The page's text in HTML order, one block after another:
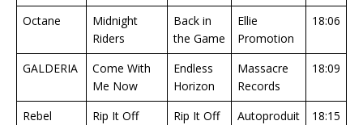
Octane
Midnight
Riders
Back in
the Game
Ellie
Promotion
18:06
GALDERIA
Come With
Me Now
Endless
Horizon
Massacre
Records
18:09
Rebel
Rip It Off Rip It Off Autoproduit 18:15